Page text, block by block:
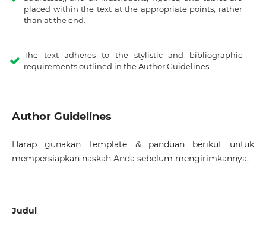
placed within the text at the appropriate points, rather
than at the end.
The text adheres to the stylistic and bibliographic
requirements outlined in the Author Guidelines.
Author Guidelines
Harap gunakanTemplate & panduan berikut untuk
mempersiapkan naskah Anda sebelum mengirimkannya.
Judul